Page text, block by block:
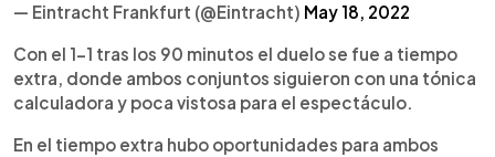
— Eintracht Frankfurt (@Eintracht) May 18, 2022
Con el 1-1 tras los 90 minutos el duelo se fue a tiempo
extra, donde ambos conjuntos siguieron con una tónica
calculadora y poca vistosa para el espectáculo.
En el tiempo extra hubo oportunidades para ambos